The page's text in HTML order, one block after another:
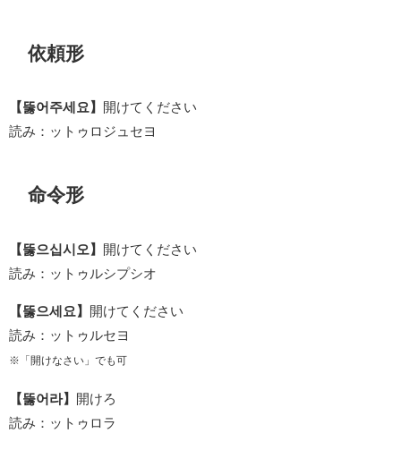
依頼形
【뚫어주세요】
開けてください
読み：ットゥロジュセヨ
命令形
【뚫으십시오】 開けてください
読み：ットゥルシプシオ
【뚫으세요】 開けてください
読み：ットゥルセヨ
※「開けなさい」でも可
【뚫어라】 開けろ
読み：ットゥロラ